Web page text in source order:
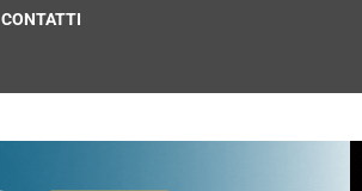
CONTATTI